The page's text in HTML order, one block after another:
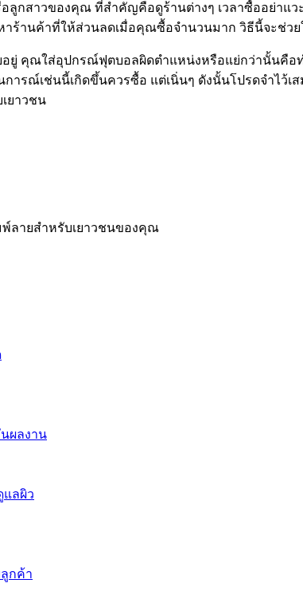
าวของคุณ ที่สำคัญคือดูร้านต่างๆ เวลาซื้ออย่าแวะ
ร้านค้าที่ให้ส่วนลดเมื่อคุณซื้อจำนวนมาก วิธีนี้จะช่ว
อยู่ คุณใส่อุปกรณ์ฟุตบอลผิดตำแหน่งหรือแย่กว่านั้นคื
ารณ์เช่นนี้เกิดขึ้นควรซื้อ แต่เนิ่นๆ ดังนั้นโปรดจำไว้
ยาวชน
ลายสำหรับเยาวชนของคุณ
ผลงาน
แลผิว
กค้า